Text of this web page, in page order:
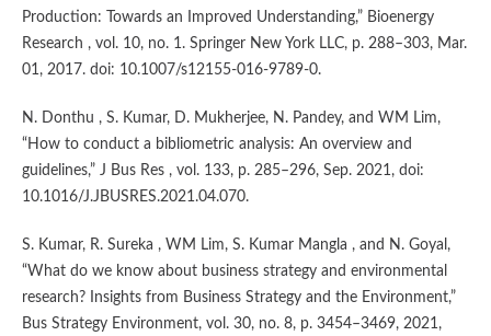
Production: Towards an Improved Understanding,” Bioenergy
Research , vol. 10, no. 1. Springer New York LLC, p. 288–303, Mar.
01, 2017. doi: 10.1007/s12155-016-9789-0.
N. Donthu , S. Kumar, D. Mukherjee, N. Pandey, and WM Lim,
“How to conduct a bibliometric analysis: An overview and
guidelines,” J Bus Res , vol. 133, p. 285–296, Sep. 2021, doi:
10.1016/J.JBUSRES.2021.04.070.
S. Kumar, R. Sureka , WM Lim, S. Kumar Mangla , and N. Goyal,
“What do we know about business strategy and environmental
research? Insights from Business Strategy and the Environment,”
Bus Strategy Environment, vol. 30, no. 8, p. 3454–3469, 2021,